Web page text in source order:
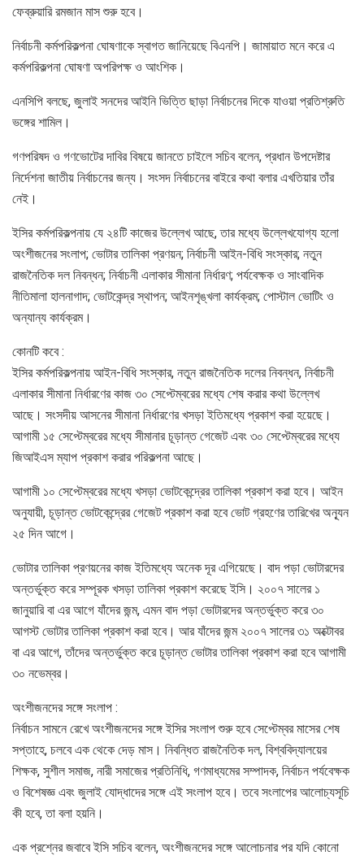
ফেব্রুয়ারি রমজান মাস শুরু হবে।
নির্বাচনী কর্মপরিকল্পনা ঘোষণাকে স্বাগত জানিয়েছে বিএনপি। জামায়াত মনে করে এ
কর্মপরিকল্পনা ঘোষণা অপরিপক্ষ ও আংশিক।
এনসিপি বলছে, জুলাই সনদের আইনি ভিত্তি ছাড়া নির্বাচনের দিকে যাওয়া প্রতিশ্রুতি
ভঙ্গের শামিল।
গণপরিষদ ও গণভোটের দাবির বিষয়ে জানতে চাইলে সচিব বলেন, প্রধান উপদেষ্টার
নির্দেশনা জাতীয় নির্বাচনের জন্য। সংসদ নির্বাচনের বাইরে কথা বলার এখতিয়ার তাঁর
নেই।
ইসির কর্মপরিকল্পনায় যে ২৪টি কাজের উল্লেখ আছে, তার মধ্যে উল্লেখযোগ্য হলো
অংশীজনের সংলাপ; ভোটার তালিকা প্রণয়ন; নির্বাচনী আইন-বিধি সংস্কার; নতুন
রাজনৈতিক দল নিবন্ধন; নির্বাচনী এলাকার সীমানা নির্ধারণ; পর্যবেক্ষক ও সাংবাদিক
নীতিমালা হালনাগাদ; ভোটকেন্দ্র স্থাপন; আইনশৃঙ্খলা কার্যক্রম; পোস্টাল ভোটিং ও
অন্যান্য কার্যক্রম।
কোনটি কবে :
ইসির কর্মপরিকল্পনায় আইন-বিধি সংস্কার, নতুন রাজনৈতিক দলের নিবন্ধন, নির্বাচনী
এলাকার সীমানা নির্ধারণের কাজ ৩০ সেপ্টেম্বরের মধ্যে শেষ করার কথা উল্লেখ
আছে। সংসদীয় আসনের সীমানা নির্ধারণের খসড়া ইতিমধ্যে প্রকাশ করা হয়েছে।
আগামী ১৫ সেপ্টেম্বরের মধ্যে সীমানার চূড়ান্ত গেজেট এবং ৩০ সেপ্টেম্বরের মধ্যে
জিআইএস ম্যাপ প্রকাশ করার পরিকল্পনা আছে।
আগামী ১০ সেপ্টেম্বরের মধ্যে খসড়া ভোটকেন্দ্রের তালিকা প্রকাশ করা হবে। আইন
অনুযায়ী, চূড়ান্ত ভোটকেন্দ্রের গেজেট প্রকাশ করা হবে ভোট গ্রহণের তারিখের অন্যূন
২৫ দিন আগে।
ভোটার তালিকা প্রণয়নের কাজ ইতিমধ্যে অনেক দূর এগিয়েছে। বাদ পড়া ভোটারদের
অন্তর্ভুক্ত করে সম্পূরক খসড়া তালিকা প্রকাশ করেছে ইসি। ২০০৭ সালের ১
জানুয়ারি বা এর আগে যাঁদের জন্ম, এমন বাদ পড়া ভোটারদের অন্তর্ভুক্ত করে ৩০
আগস্ট ভোটার তালিকা প্রকাশ করা হবে। আর যাঁদের জন্ম ২০০৭ সালের ৩১ অক্টোবর
বা এর আগে, তাঁদের অন্তর্ভুক্ত করে চূড়ান্ত ভোটার তালিকা প্রকাশ করা হবে আগামী
৩০ নভেম্বর।
অংশীজনদের সঙ্গে সংলাপ :
নির্বাচন সামনে রেখে অংশীজনদের সঙ্গে ইসির সংলাপ শুরু হবে সেপ্টেম্বর মাসের শেষ
সপ্তাহে, চলবে এক থেকে দেড় মাস। নিবন্ধিত রাজনৈতিক দল, বিশ্ববিদ্যালয়ের
শিক্ষক, সুশীল সমাজ, নারী সমাজের প্রতিনিধি, গণমাধ্যমের সম্পাদক, নির্বাচন পর্যবেক্ষক
ও বিশেষজ্ঞ এবং জুলাই যোদ্ধাদের সঙ্গে এই সংলাপ হবে। তবে সংলাপের আলোচ্যসূচি
কী হবে, তা বলা হয়নি।
এক প্রশ্নের জবাবে ইসি সচিব বলেন, অংশীজনদের সঙ্গে আলোচনার পর যদি কোনো